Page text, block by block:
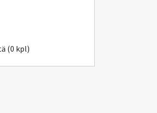
(0 kpl)